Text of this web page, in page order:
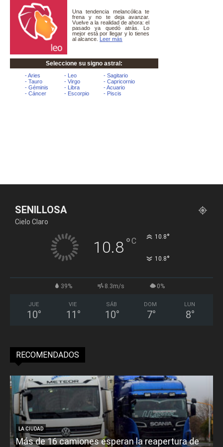
SENILLOSA
Cielo Claro
10.8°C 10.8°
10.8°
39% 8.3m/s 0%
JUE
10°
VIE
11 °
SÁB
10°
DOM
7°
LUN
8°
RECOMENDADOS
LA CIUDAD
Más de 16 camiones esperan la reapertura de